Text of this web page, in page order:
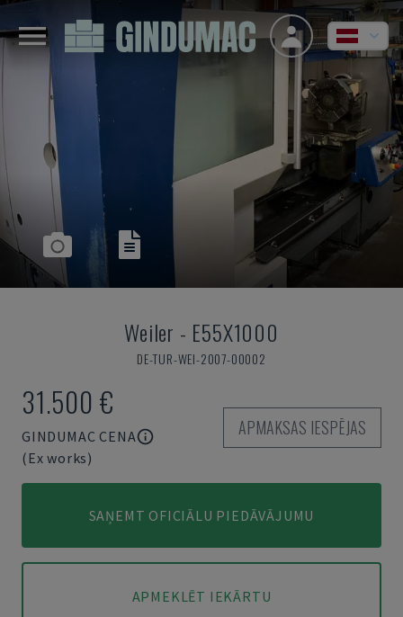
Weiler - E55X1000
DE-TUR-WEI-2007-00002
31.500 €
GINDUMAC CENA
(Ex works)
APMAKSAS IESPĒJAS
SAŅEMT OFICIĀLU PIEDĀVĀJUMU
APMEKLĒT IEKĀRTU